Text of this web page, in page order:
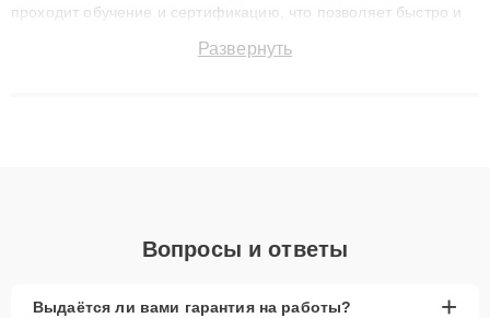
проходит обучение и сертификацию, что позволяет быстро и
сохранением гарантии до 3 лет. Наши мастера решают
Развернуть
Вопросы и ответы
Выдаётся ли вами гарантия на работы? +